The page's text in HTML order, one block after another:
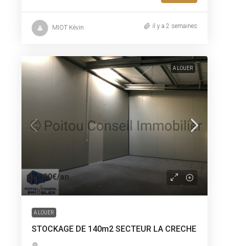
MIOT Kévin il y a 2 semaines
A LOUER
6 600€/an
A LOUER
STOCKAGE DE 140m2 SECTEUR LA CRECHE